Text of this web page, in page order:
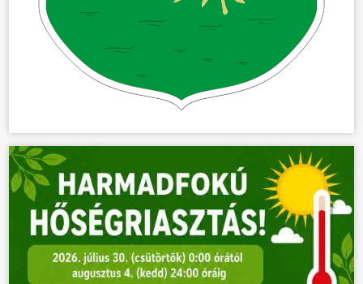
ÖNKORMÁNYZAT
KÖZÖSSÉG
HÍREK
VÁLASZTÁSOK